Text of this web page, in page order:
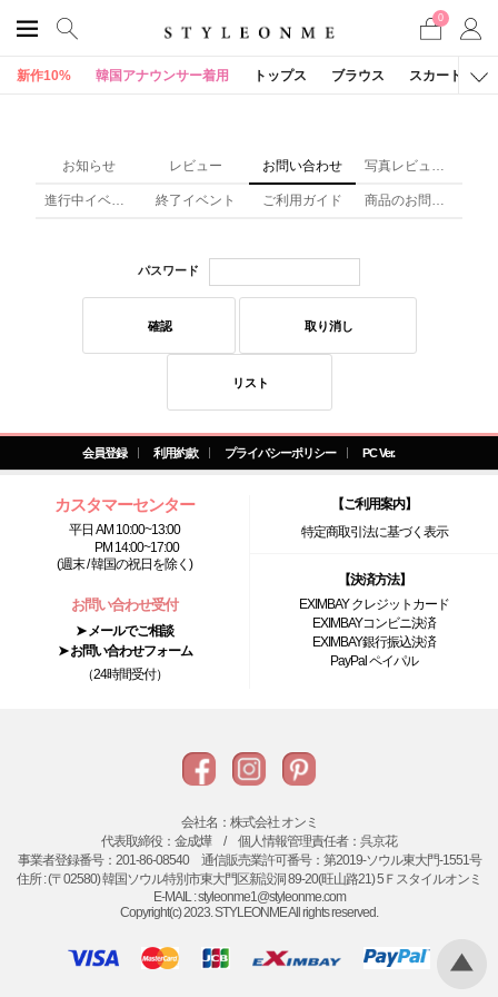
0
新作10% 韓国アナウンサー着用 トップス ブラウス スカート
お知らせ レビュー お問い合わせ 写真レビュー(x)
進行中イベント 終了イベント ご利用ガイド 商品のお問い合わせ
パスワード
確認 取り消し
リスト
会員登録 利用約款 プライバシーポリシー PC Ver.
カスタマーセンター
平日 AM 10:00~13:00
PM 14:00~17:00
(週末 / 韓国の祝日を除く)
お問い合わせ受付
➤ メールでご相談
➤ お問い合わせフォーム
（24時間受付）
【ご利用案内】
特定商取引法に基づく表示
【決済方法】
EXIMBAY クレジットカード
EXIMBAYコンビニ決済
EXIMBAY銀行振込決済
PayPal ペイパル
会社名：株式会社 オンミ
代表取締役：金成燁 / 個人情報管理責任者：呉京花
事業者登録番号：201-86-08540 通信販売業許可番号：第2019-ソウル東大門-1551号
住所 : (〒02580) 韓国ソウル特別市東大門区新設洞 89-20(旺山路21) 5Ｆスタイルオンミ
E-MAIL : styleonme1@styleonme.com
Copyright(c) 2023. STYLEONME All rights reserved.